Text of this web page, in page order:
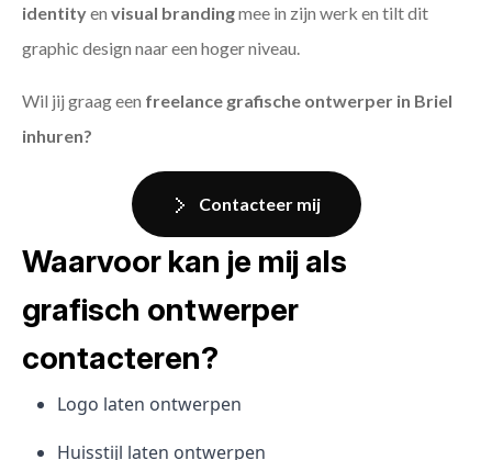
identityen visual brandingmee in zijn werk en tilt dit
graphic design naar een hoger niveau.
Wil jij graag een freelance grafische ontwerper in Briel
inhuren?
Contacteer mij
Waarvoor kan je mij als
grafisch ontwerper
contacteren?
Logo laten ontwerpen
Huisstijl laten ontwerpen